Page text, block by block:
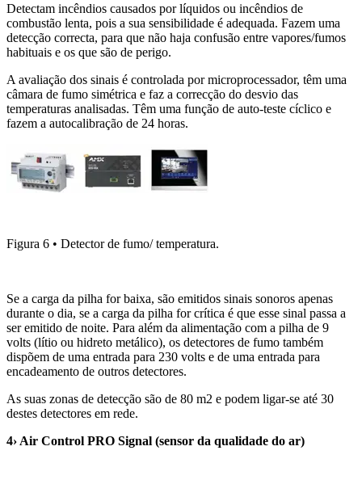
Detectam incêndios causados por líquidos ou incêndios de
combustão lenta, pois a sua sensibilidade é adequada. Fazem uma
detecção correcta, para que não haja confusão entre vapores/fumos
habituais e os que são de perigo.
A avaliação dos sinais é controlada por microprocessador, têm uma
câmara de fumo simétrica e faz a correcção do desvio das
temperaturas analisadas. Têm uma função de auto-teste cíclico e
fazem a autocalibração de 24 horas.
Figura 6 • Detector de fumo/ temperatura.
Se a carga da pilha for baixa, são emitidos sinais sonoros apenas
durante o dia, se a carga da pilha for crítica é que esse sinal passa a
ser emitido de noite. Para além da alimentação com a pilha de 9
volts (lítio ou hidreto metálico), os detectores de fumo também
dispõem de uma entrada para 230 volts e de uma entrada para
encadeamento de outros detectores.
As suas zonas de detecção são de 80 m2 e podem ligar-se até 30
destes detectores em rede.
4› Air Control PRO Signal (sensor da qualidade do ar)